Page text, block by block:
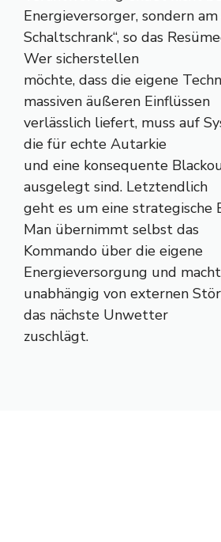
Energieversorger, sondern
Schaltschrank“, so das
Wer sicherstellen
möchte, dass die eigene
massiven äußeren Einflüssen
verlässlich liefert, muss auf
die für echte Autarkie
und eine konsequente
ausgelegt sind. Letztendlich
geht es um eine strategische
Man übernimmt selbst das
Kommando über die eigene
Energieversorgung und
unabhängig von externen
das nächste Unwetter
zuschlägt.